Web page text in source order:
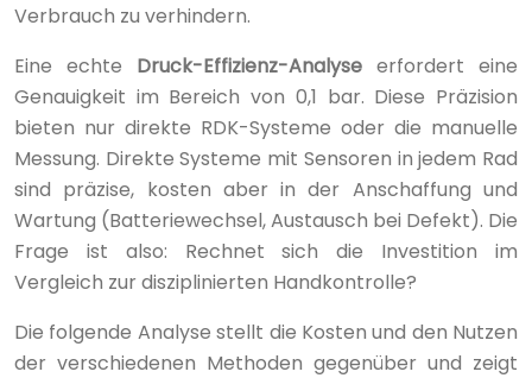
Verbrauch zu verhindern.
Eine echte Druck-Effizienz-Analyse erfordert eine
Genauigkeit im Bereich von 0,1 bar. Diese Präzision
bieten nur direkte RDK-Systeme oder die manuelle
Messung. Direkte Systeme mit Sensoren in jedem Rad
sind präzise, kosten aber in der Anschaffung und
Wartung (Batteriewechsel, Austausch bei Defekt). Die
Frage ist also: Rechnet sich die Investition im
Vergleich zur disziplinierten Handkontrolle?
Die folgende Analyse stellt die Kosten und den Nutzen
der verschiedenen Methoden gegenüber und zeigt